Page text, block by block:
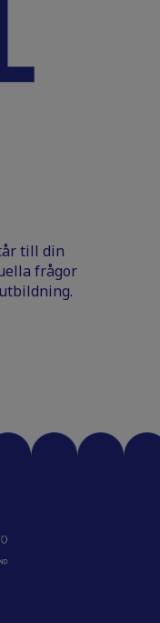
till din
frågor